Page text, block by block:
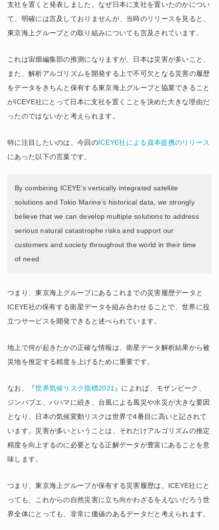
支社を置くと発表しました。なぜ日本に支社を置いたのかについ
て、明確には言及しておりませんが、当時のリリースを見ると、
東京海上グループとの取り組みについても言及されています。
これは宙畑編集部の推測になりますが、日本は災害が多いこと、
また、解析アルゴリズムを開発する上で不可欠となる災害の履歴
をデータをきちんと保有する東京海上グループと協業できること
がICEYE社にとって日本に支社を置くことを決めた大きな理由だ
ったのではないかと考えられます。
特に注目したいのは、今回のICEYE社による資本提携のリリース
にあった以下の言葉です。
By combining ICEYE’s vertically integrated satellite
solutions and Tokio Marine’s historical data, we strongly
believe that we can develop multiple solutions to address
serious natural catastrophe risks and support our
customers and society throughout the world in their time
of need.
つまり、東京海上グループにあるこれまでの災害履歴データと
ICEYE社の保有する衛星データを組み合わせることで、世界に役
立つサービスを開発できると述べられています。
地上で何が起きたかの正確な情報は、衛星データ解析結果から被
災地を推定する精度を上げるために重要です。
なお、『世界気候リスク指標2021 』によれば、モザンビーク、
ジンバブエ、バハマに続き、台風による風災や水災が大きな要因
となり、日本の気候変動リスクは世界で4番目に高いと記されて
います。災害が多いということは、それだけアルゴリズムの推定
精度を向上するのに必要となる正解データが豊富にあることを意
味します。
つまり、東京海上グループが保有する災害履歴は、ICEYE社にと
っても、これからの自然災害に立ち向かわざるをえないだろう世
界全体にとっても、非常に価値のあるデータだと考えられます。